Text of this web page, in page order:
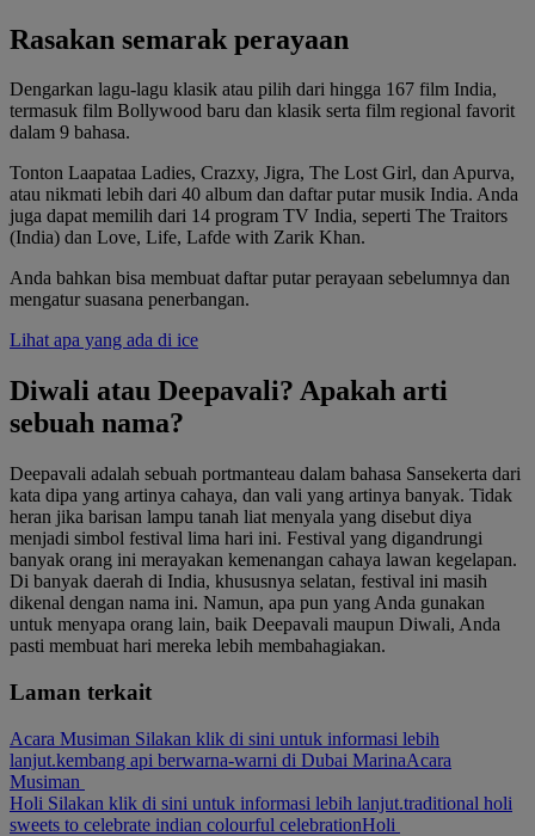
Rasakan semarak perayaan
Dengarkan lagu-lagu klasik atau pilih dari hingga 167 film India,
termasuk film Bollywood baru dan klasik serta film regional favorit
dalam 9 bahasa.
Tonton Laapataa Ladies, Crazxy, Jigra, The Lost Girl, dan Apurva,
atau nikmati lebih dari 40 album dan daftar putar musik India. Anda
juga dapat memilih dari 14 program TV India, seperti The Traitors
(India) dan Love, Life, Lafde with Zarik Khan.
Anda bahkan bisa membuat daftar putar perayaan sebelumnya dan
mengatur suasana penerbangan.
Lihat apa yang ada di ice
Diwali atau Deepavali? Apakah arti
sebuah nama?
Deepavali adalah sebuah portmanteau dalam bahasa Sansekerta dari
kata dipa yang artinya cahaya, dan vali yang artinya banyak. Tidak
heran jika barisan lampu tanah liat menyala yang disebut diya
menjadi simbol festival lima hari ini. Festival yang digandrungi
banyak orang ini merayakan kemenangan cahaya lawan kegelapan.
Di banyak daerah di India, khususnya selatan, festival ini masih
dikenal dengan nama ini. Namun, apa pun yang Anda gunakan
untuk menyapa orang lain, baik Deepavali maupun Diwali, Anda
pasti membuat hari mereka lebih membahagiakan.
Laman terkait
Acara Musiman Silakan klik di sini untuk informasi lebih
lanjut.kembang api berwarna-warni di Dubai MarinaAcara
Musiman
Holi Silakan klik di sini untuk informasi lebih lanjut.traditional holi
sweets to celebrate indian colourful celebrationHoli